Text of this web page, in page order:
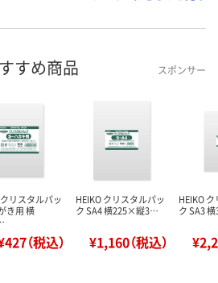
すめ商品 スポンサー
リスタルパッ
き用 横
（税込）
HEIKO クリスタルパッ
ク SA4 横225×縦3…
¥1,160（税込）
HEIKO
ク SA3